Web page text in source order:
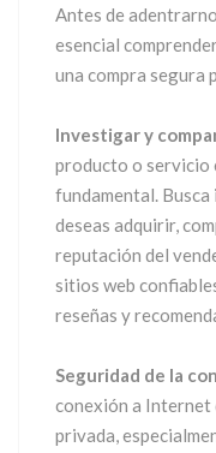
Antes de
esencial
una compra segura
Investigar y
producto o servicio
fundamental.
deseas adquirir,
reputación del
sitios web
reseñas y
Seguridad de la
conexión a Internet
privada,